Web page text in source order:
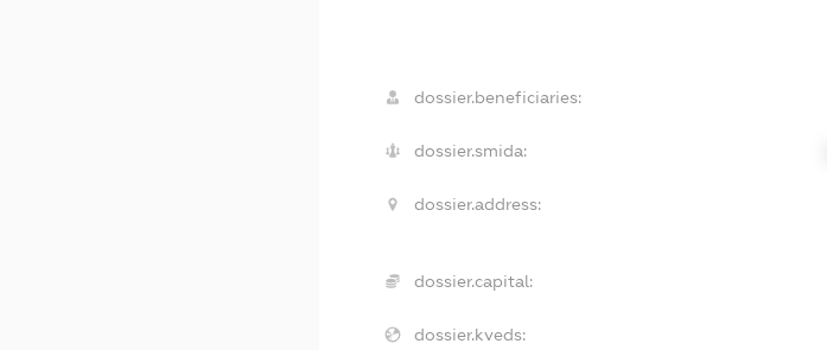
dossier.beneficiaries:
dossier.smida:
dossier.address:
dossier.capital:
dossier.kveds: